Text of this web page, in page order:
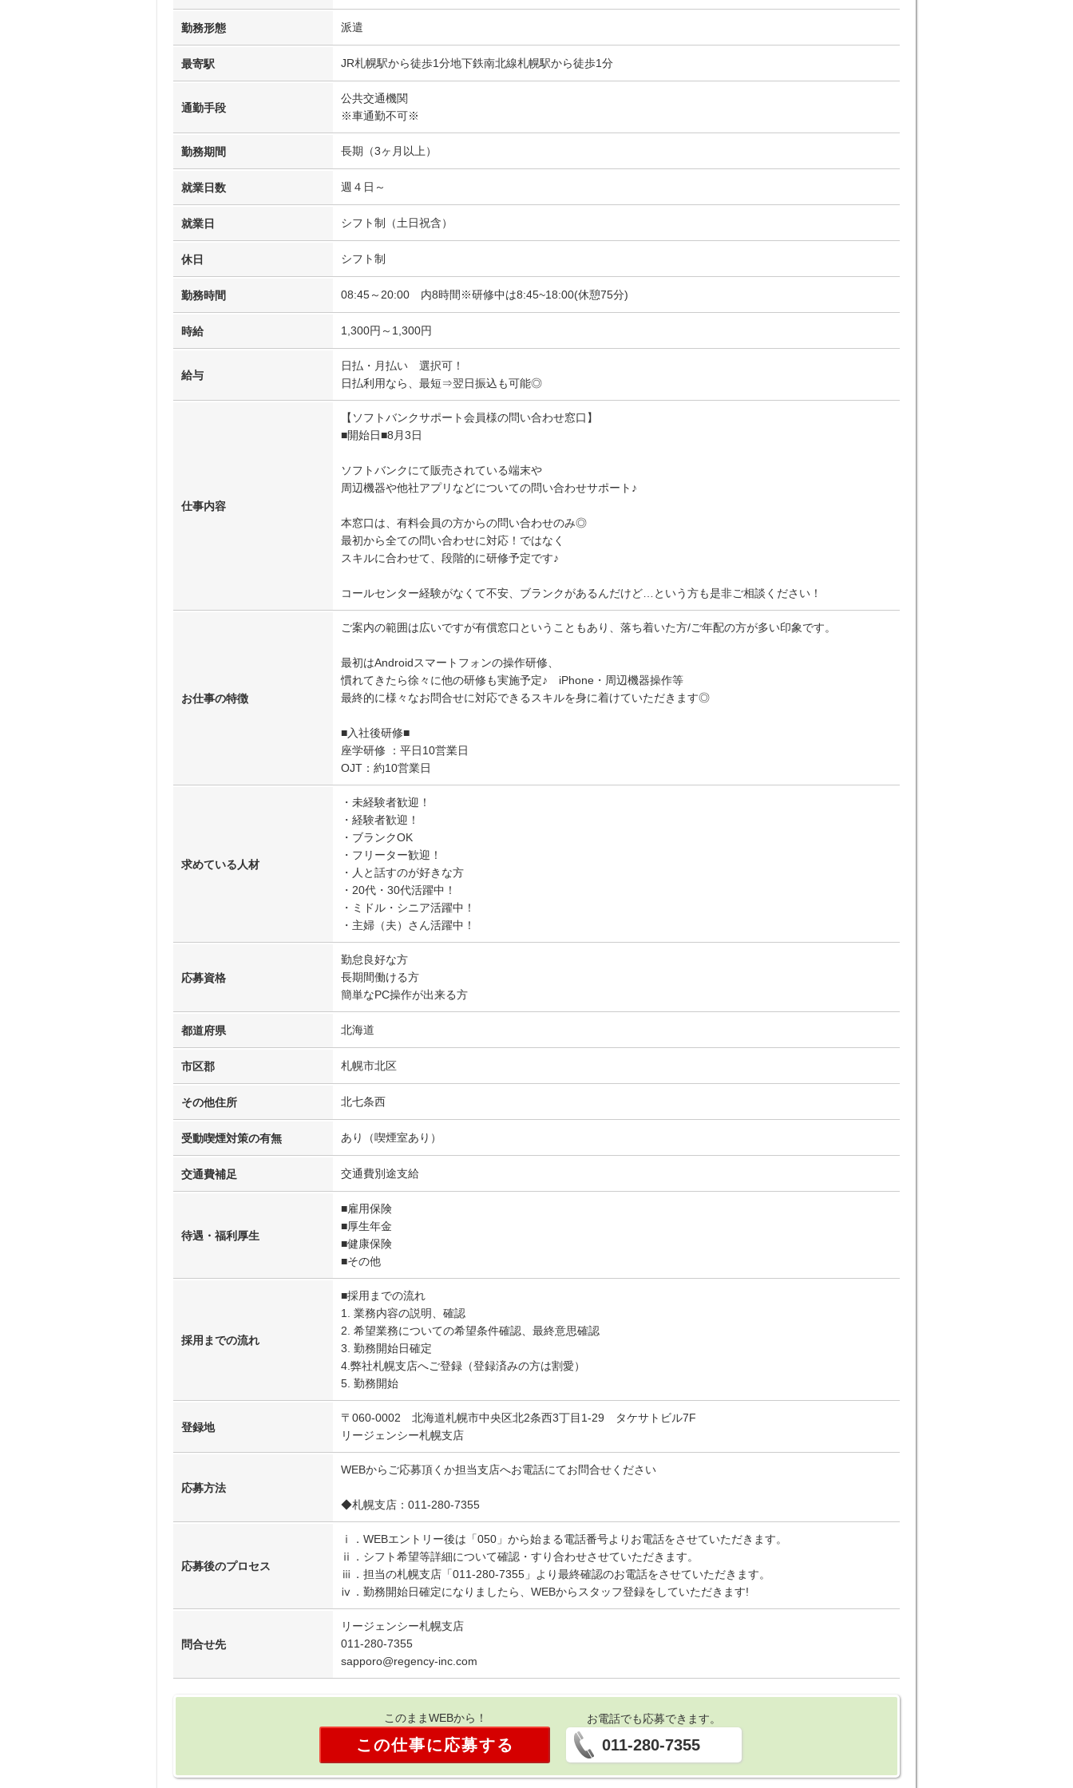
勤務形態 派遣
最寄駅 JR札幌駅から徒歩1分地下鉄南北線札幌駅から徒歩1分
通勤手段
公共交通機関
※車通勤不可※
勤務期間 長期（3ヶ月以上）
就業日数 週４日～
就業日 シフト制（土日祝含）
休日 シフト制
勤務時間 08:45～20:00 内8時間※研修中は8:45~18:00(休憩75分)
時給 1,300円～1,300円
給与
日払・月払い 選択可！
日払利用なら、最短⇒翌日振込も可能◎
仕事内容
【ソフトバンクサポート会員様の問い合わせ窓口】
■開始日■8月3日
ソフトバンクにて販売されている端末や
周辺機器や他社アプリなどについての問い合わせサポート♪
本窓口は、有料会員の方からの問い合わせのみ◎
最初から全ての問い合わせに対応！ではなく
スキルに合わせて、段階的に研修予定です♪
コールセンター経験がなくて不安、ブランクがあるんだけど…という方も是非ご相談ください！
お仕事の特徴
ご案内の範囲は広いですが有償窓口ということもあり、落ち着いた方/ご年配の方が多い印象です。
最初はAndroidスマートフォンの操作研修、
慣れてきたら徐々に他の研修も実施予定♪ iPhone・周辺機器操作等
最終的に様々なお問合せに対応できるスキルを身に着けていただきます◎
■入社後研修■
座学研修 ：平日10営業日
OJT：約10営業日
求めている人材
・未経験者歓迎！
・経験者歓迎！
・ブランクOK
・フリーター歓迎！
・人と話すのが好きな方
・20代・30代活躍中！
・ミドル・シニア活躍中！
・主婦（夫）さん活躍中！
応募資格
勤怠良好な方
長期間働ける方
簡単なPC操作が出来る方
都道府県 北海道
市区郡 札幌市北区
その他住所 北七条西
受動喫煙対策の有無 あり（喫煙室あり）
交通費補足 交通費別途支給
待遇・福利厚生
■雇用保険
■厚生年金
■健康保険
■その他
採用までの流れ
■採用までの流れ
1. 業務内容の説明、確認
2. 希望業務についての希望条件確認、最終意思確認
3. 勤務開始日確定
4.弊社札幌支店へご登録（登録済みの方は割愛）
5. 勤務開始
登録地
〒060-0002 北海道札幌市中央区北2条西3丁目1-29 タケサトビル7F
リージェンシー札幌支店
応募方法
WEBからご応募頂くか担当支店へお電話にてお問合せください
◆札幌支店：011-280-7355
応募後のプロセス
ⅰ．WEBエントリー後は「050」から始まる電話番号よりお電話をさせていただきます。
ⅱ．シフト希望等詳細について確認・すり合わせさせていただきます。
ⅲ．担当の札幌支店「011-280-7355」より最終確認のお電話をさせていただきます。
ⅳ．勤務開始日確定になりましたら、WEBからスタッフ登録をしていただきます!
問合せ先
リージェンシー札幌支店
011-280-7355
sapporo@regency-inc.com
このままWEBから！
この仕事に応募する
お電話でも応募できます。
011-280-7355